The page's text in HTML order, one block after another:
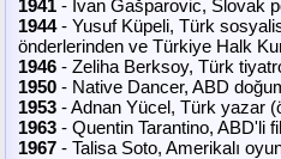
1941 - Ivan Gašparovic, Slovak
1944- Yusuf Küpeli, Türk
önderlerinden ve Türkiye Halk
1946 - Zeliha Berksoy, Türk
1950 - Native Dancer, ABD
1953 - Adnan Yücel, Türk yazar
1963 - Quentin Tarantino, ABD'li
1967 - Talisa Soto, Amerikalı